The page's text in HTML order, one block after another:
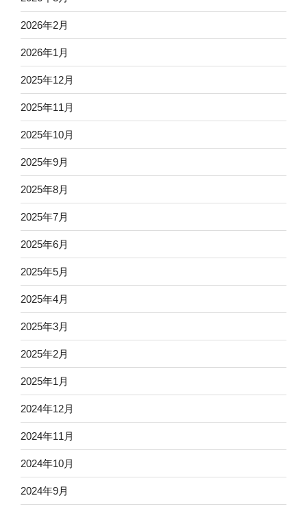
2026年2月
2026年1月
2025年12月
2025年11月
2025年10月
2025年9月
2025年8月
2025年7月
2025年6月
2025年5月
2025年4月
2025年3月
2025年2月
2025年1月
2024年12月
2024年11月
2024年10月
2024年9月